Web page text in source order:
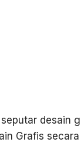
desain
Grafis